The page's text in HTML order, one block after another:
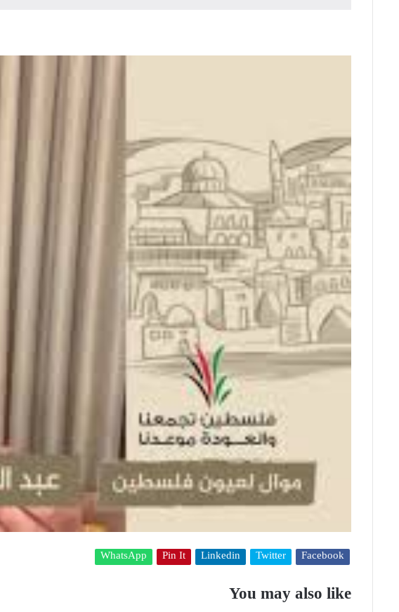
Facebook
Twitter
Linkedin
Pin It
WhatsApp
You may also like